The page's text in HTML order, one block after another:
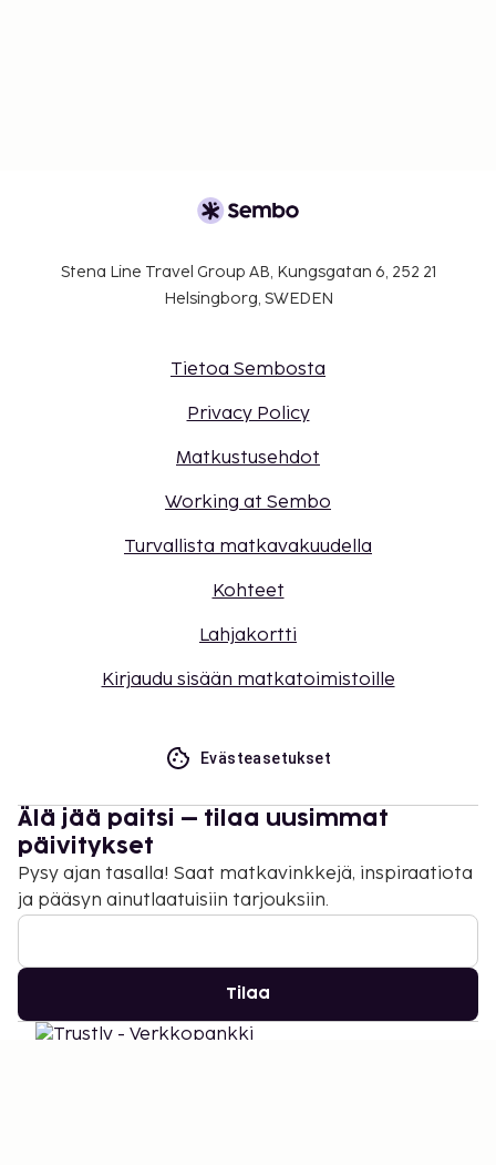
Stena Line Travel Group AB, Kungsgatan 6, 252 21
Helsingborg, SWEDEN
Tietoa Sembosta
Privacy Policy
Matkustusehdot
Working at Sembo
Turvallista matkavakuudella
Kohteet
Lahjakortti
Kirjaudu sisään matkatoimistoille
Evästeasetukset
Älä jää paitsi – tilaa uusimmat
päivitykset
Pysy ajan tasalla! Saat matkavinkkejä, inspiraatiota
ja pääsyn ainutlaatuisiin tarjouksiin.
Tilaa